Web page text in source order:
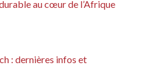
au cœur de l’Afrique
: dernières infos et